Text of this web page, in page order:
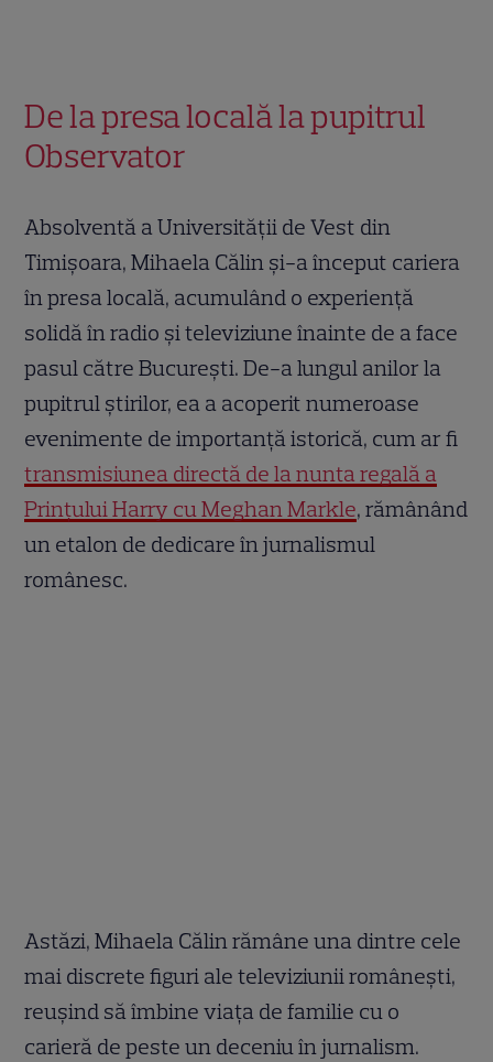
De la presa locală la pupitrul
Observator
Absolventă a Universității de Vest din
Timișoara, Mihaela Călin și-a început cariera
în presa locală, acumulând o experiență
solidă în radio și televiziune înainte de a face
pasul către București. De-a lungul anilor la
pupitrul știrilor, ea a acoperit numeroase
evenimente de importanță istorică, cum ar fi
transmisiunea directă de la nunta regală a
Prințului Harry cu Meghan Markle, rămânând
un etalon de dedicare în jurnalismul
românesc.
Astăzi, Mihaela Călin rămâne una dintre cele
mai discrete figuri ale televiziunii românești,
reușind să îmbine viața de familie cu o
carieră de peste un deceniu în jurnalism.